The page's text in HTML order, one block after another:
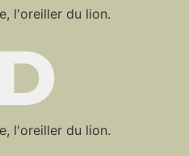
l'oreiller du lion.
l'oreiller du lion.